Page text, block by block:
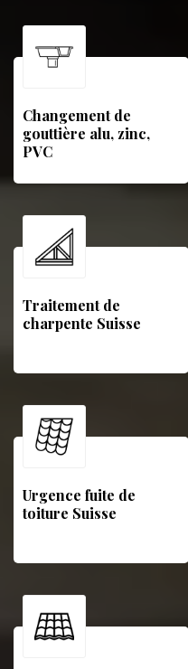
Changement de
gouttière alu, zinc,
PVC
Traitement de
charpente Suisse
Urgence fuite de
toiture Suisse